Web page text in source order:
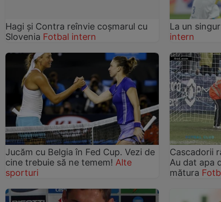
Hagi şi Contra reînvie coşmarul cu
Slovenia Fotbal intern
La un
intern
Jucăm cu Belgia în Fed Cup. Vezi de
cine trebuie să ne temem! Alte
sporturi
Cascadorii
Au dat apa
mătura